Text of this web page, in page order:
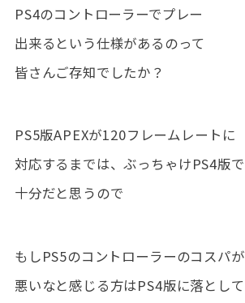
PS4のコントローラーでプレー
出来るという仕様があるのって
皆さんご存知でしたか？
PS5版APEXが120フレームレートに
対応するまでは、ぶっちゃけPS4版で
十分だと思うので
もしPS5のコントローラーのコスパが
悪いなと感じる方はPS4版に落として